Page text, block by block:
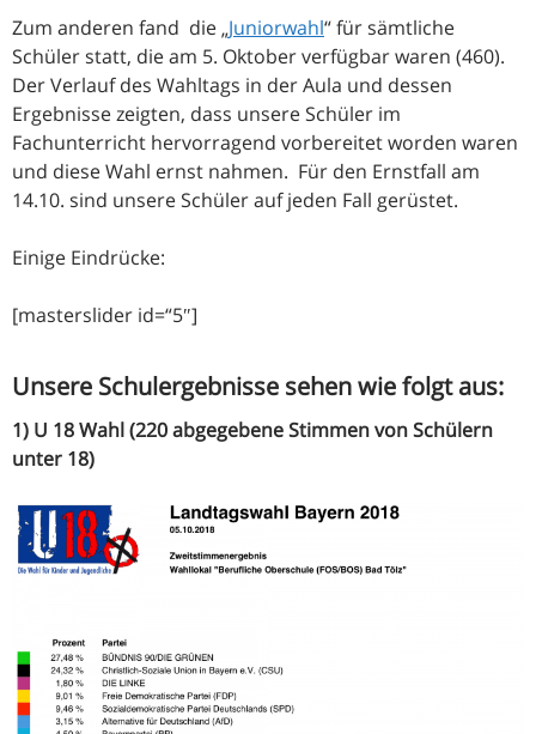
Zum anderen fand die „Juniorwahl“ für sämtliche
Schüler statt, die am 5. Oktober verfügbar waren (460).
Der Verlauf des Wahltags in der Aula und dessen
Ergebnisse zeigten, dass unsere Schüler im
Fachunterricht hervorragend vorbereitet worden waren
und diese Wahl ernst nahmen. Für den Ernstfall am
14.10. sind unsere Schüler auf jeden Fall gerüstet.
Einige Eindrücke:
[masterslider id=“5″]
Unsere Schulergebnisse sehen wie folgt aus:
1) U 18 Wahl (220 abgegebene Stimmen von Schülern
unter 18)